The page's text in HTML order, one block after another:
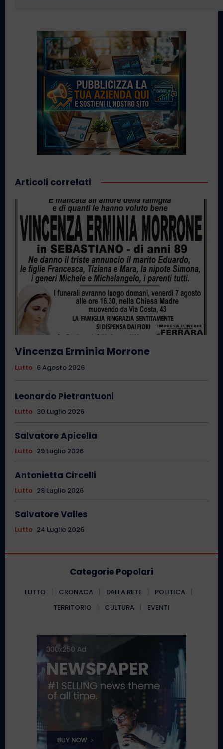
Articoli correlati
Vincenza Erminia Morrone
Lutto 6 Agosto 2026
Leonardo Pietrantuoni
Lutto 30 Luglio 2026
Salvatore Apicella
Lutto 29 Luglio 2026
Antonietta Circelli
Lutto 29 Luglio 2026
Salvatore Valles
Lutto 24 Luglio 2026
Categorie Popolari
LUTTO CRONACA DALLA RETE
POLITICA
TERRITORIO
CULTURA EVENTI